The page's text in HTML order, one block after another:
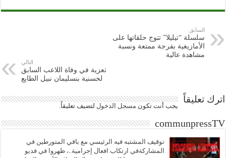
السابق
سلسلة “تيليلا” تتوج حلقاتها على
الأمازيغية بفرجة ممتعة ونسبة
مشاهدة عالية
التالي
تعزية في وفاة اللاعب السابق
لحسنية بنسليمان نبيل الطايع
اترك تعليقاً
يجب أنت تكون مسجل الدخول لتضيف تعليقاً.
communpressTV
توقيف المشتبه فيه الرئيسي مع باقي المتورطين في
المشاركةفي ارتكاب افعال إجرامية..، ظهروا في فديو